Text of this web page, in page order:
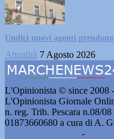
Undici nuovi agenti
Attualità 7 Agosto 2026
L'Opinionista © since 2008
L'Opinionista Giornale
n. reg. Trib. Pescara n.08/
01873660680 a cura di A.
-